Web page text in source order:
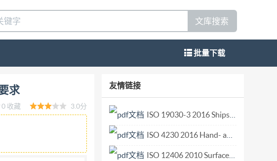
文库搜索
批量下载
家用和类似用途电器的安全 服务和娱乐
service machines and amusement machines (IEC 60335-
发布 中国国家标准化管理委员会 GB 4706.69—
的一般条件 5 6 分类 标志和说明 对触及带电部件的防护 8
瞬态过电压 15 耐潮湿 16 泄漏电流和电气强度· 17 变压器
· 23 内部布线 24 元件 25 电源连接和外部软线· 26 外部导线
求
0 收藏 3.0分
友情链接
ISO 19030-3 2016 Ships and marine technology — Measurement of changes in hull and propeller performance — Part 3 Alternative methods.pdf
ISO 4230 2016 Hand- and machine-operated circular screwing dies for taper pipe threads R series.pdf
ISO 12406 2010 Surface chemical analysis — Secondary-ion mass spectrometry — Method for depth profiling of arsenic in silicon.pdf